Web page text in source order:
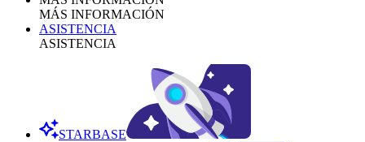
MÁS INFORMACIÓN
ASISTENCIA
ASISTENCIA
STARBASE